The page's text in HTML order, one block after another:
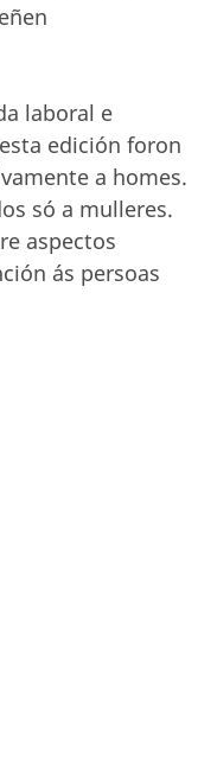
laboral e
edición foron
a homes.
só a mulleres.
aspectos
ás persoas